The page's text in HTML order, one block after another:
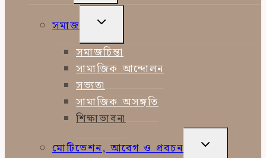
MENU
সমাজ
TOGGLE
MENU
সমাজচিন্তা
সামাজিক আন্দোলন
সভ্যতা
সামাজিক অসঙ্গতি
শিক্ষাভাবনা
মোটিভেশন, আবেগ ও প্রবচন
TOGGLE